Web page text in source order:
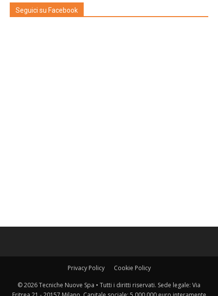
Seguici su Facebook
Privacy Policy Cookie Policy
© 2026 Tecniche Nuove Spa • Tutti i diritti riservati. Sede legale: Via